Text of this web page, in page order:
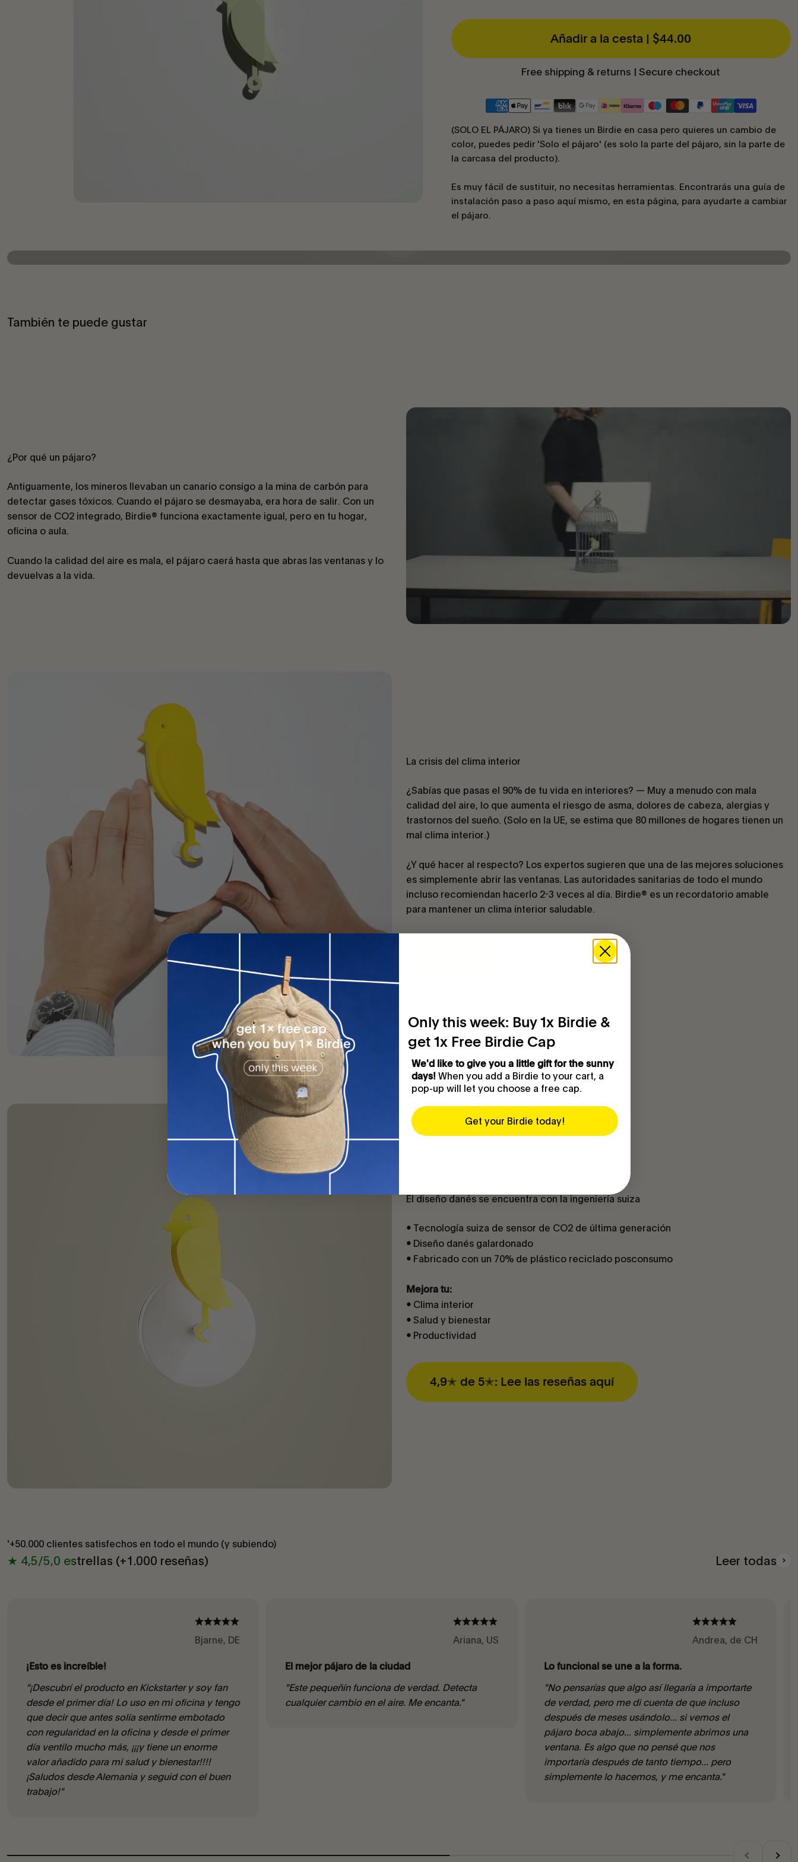
Añadir a la cesta | $44.00
Free shipping & returns | Secure checkout
(SOLO EL PÁJARO) Si ya tienes un Birdie en casa pero quieres un cambio de
color, puedes pedir 'Solo el pájaro' (es solo la parte del pájaro, sin la parte de
la carcasa del producto).
Es muy fácil de sustituir, no necesitas herramientas. Encontrarás una guía de
instalación paso a paso aquí mismo, en esta página, para ayudarte a cambiar
el pájaro.
Reproducir vídeo
También te puede gustar
¿Por qué un pájaro?
Antiguamente, los mineros llevaban un canario consigo a la mina de carbón para
detectar gases tóxicos. Cuando el pájaro se desmayaba, era hora de salir. Con un
sensor de CO2 integrado, Birdie® funciona exactamente igual, pero en tu hogar,
oficina o aula.
Cuando la calidad del aire es mala, el pájaro caerá hasta que abras las ventanas y lo
devuelvas a la vida.
La crisis del clima interior
¿Sabías que pasas el 90% de tu vida en interiores? — Muy a menudo con mala
calidad del aire, lo que aumenta el riesgo de asma, dolores de cabeza, alergias y
trastornos del sueño. (Solo en la UE, se estima que 80 millones de hogares tienen un
mal clima interior.)
¿Y qué hacer al respecto? Los expertos sugieren que una de las mejores soluciones
es simplemente abrir las ventanas. Las autoridades sanitarias de todo el mundo
incluso recomiendan hacerlo 2-3 veces al día. Birdie® es un recordatorio amable
para mantener un clima interior saludable.
El diseño danés se encuentra con la ingeniería suiza
• Tecnología suiza de sensor de CO2 de última generación
• Diseño danés galardonado
• Fabricado con un 70% de plástico reciclado posconsumo
Mejora tu:
• Clima interior
• Salud y bienestar
• Productividad
4,9✭ de 5✭: Lee las reseñas aquí
'+50.000 clientes satisfechos en todo el mundo (y subiendo)
★ 4,5/5,0 estrellas (+1.000 reseñas) Leer todas
Bjarne, DE
¡Esto es increíble!
"¡Descubrí el producto en Kickstarter y soy fan
desde el primer día! Lo uso en mi oficina y tengo
que decir que antes solía sentirme embotado
con regularidad en la oficina y desde el primer
día ventilo mucho más, ¡¡¡y tiene un enorme
valor añadido para mi salud y bienestar!!!!
¡Saludos desde Alemania y seguid con el buen
trabajo!"
Ariana, US
El mejor pájaro de la ciudad
"Este pequeñín funciona de verdad. Detecta
cualquier cambio en el aire. Me encanta."
Andrea, de CH
Lo funcional se une a la forma.
"No pensarías que algo así llegaría a importarte
de verdad, pero me di cuenta de que incluso
después de meses usándolo... si vemos el
pájaro boca abajo... simplemente abrimos una
ventana. Es algo que no pensé que nos
importaría después de tanto tiempo... pero
simplemente lo hacemos, y me encanta."
Anterior
Only this week: Buy 1x Birdie &
get 1x Free Birdie Cap
We'd like to give you a little gift for the sunny
days! When you add a Birdie to your cart, a
pop-up will let you choose a free cap.
Get your Birdie today!